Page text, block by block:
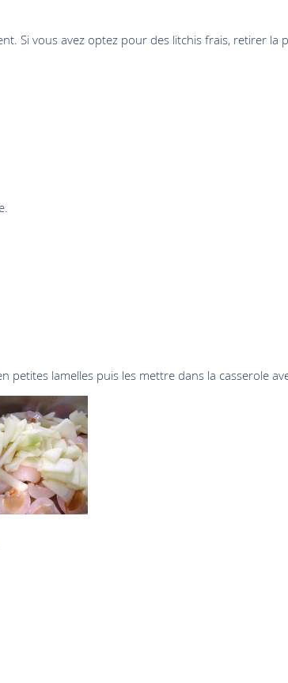
Si vous avez optez pour des litchis frais, retirer la
lamelles puis les mettre dans la casserole